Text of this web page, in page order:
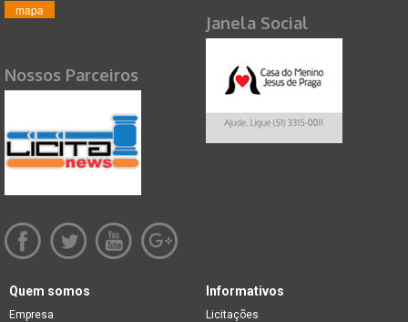
mapa
Nossos Parceiros
Janela Social
Quem somos
Empresa
Informativos
Licitações